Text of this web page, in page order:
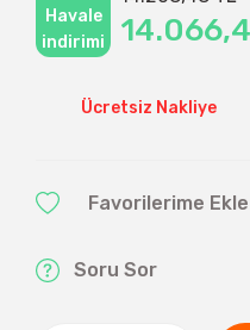
Havale
indirimi
Ücretsiz Nakliye
Soru Sor